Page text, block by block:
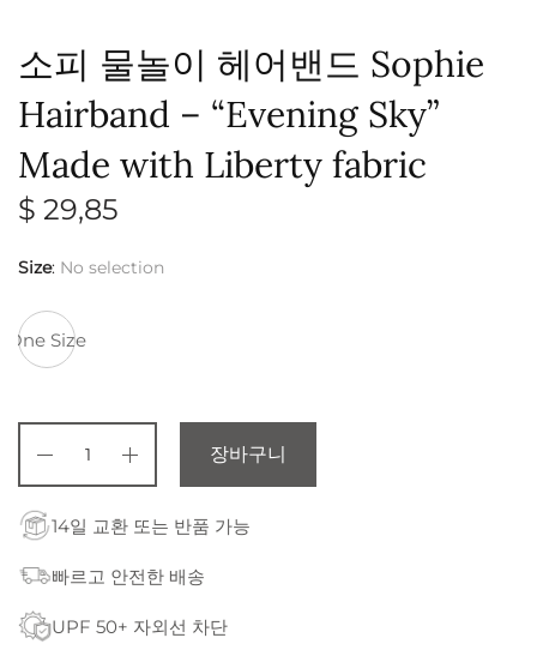
소피 물놀이 헤어밴드 Sophie
Hairband – “Evening Sky”
Made with Liberty fabric
$ 29,85
Size: No selection
One Size
장바구니
14일 교환 또는 반품 가능
빠르고 안전한 배송
UPF 50+ 자외선 차단